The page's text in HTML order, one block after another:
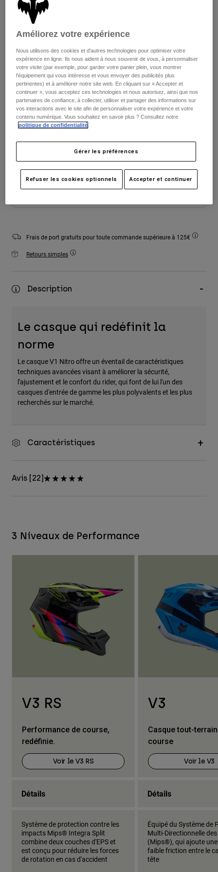
Product Help
Guide équipements VTT
Guide d'entretien d'un casque
Explorer Moto
Guide équipements MOTO
Guide d'entretien d'un casque
Guide d'entretien des bottes
T-shirts
Sweats et Pulls
Accessoires
Chapeaux et Casquettes
Sacs et sacs à dos
Autres accessoires
Voir tout
Vestes
Chaussettes
Voir tout
Vêtements Casual
Tops
Sweats et Pulls
Vestes
Pantalons
Short-de-Bain
Voir tout
Voir le kit complet
Tableau des tailles
XS S M L XL 2XL
Couleur -Rouge Fluorescent
sélectionné
Frais de port gratuits pour toute commande supérieure à 125€
Retours simples
Description
Le casque qui redéfinit la
norme
Le casque V1 Nitro offre un éventail de caractéristiques
techniques avancées visant à améliorer la sécurité,
l'ajustement et le confort du rider, qui font de lui l'un des
casques d'entrée de gamme les plus polyvalents et les plus
recherchés sur le marché.
Caractéristiques
Avis [22]
3 Niveaux de Performance
V3 RS
Performance de course,
redéfinie.
Voir le V3 RS
V3
Casque tout-
course
Voir le V3
Détails Détails
Système de protection contre les
impacts Mips® Integra Split
combine deux couches d'EPS et
est conçu pour réduire les forces
de rotation en cas d'accident
Équipé du Système de
Multi-Directionnelle
(Mips®), qui ajoute
faible friction entre le
tête
Améliorez votre expérience
Nous utilisons des cookies et d'autres technologies pour optimiser votre
expérience en ligne. Ils nous aident à nous souvenir de vous, à personnaliser
votre visite (par exemple, pour garder votre panier plein, vous montrer
l'équipement qui vous intéresse et vous envoyer des publicités plus
pertinentes) et à améliorer notre site web. En cliquant sur « Accepter et
continuer », vous acceptez ces technologies et nous autorisez, ainsi que nos
partenaires de confiance, à collecter, utiliser et partager des informations sur
vos interactions avec le site afin de personnaliser votre expérience et votre
contenu numérique. Vous souhaitez en savoir plus ? Consultez notre
politique de confidentialité
Gérer les préférences
Refuser les cookies optionnels Accepter et continuer